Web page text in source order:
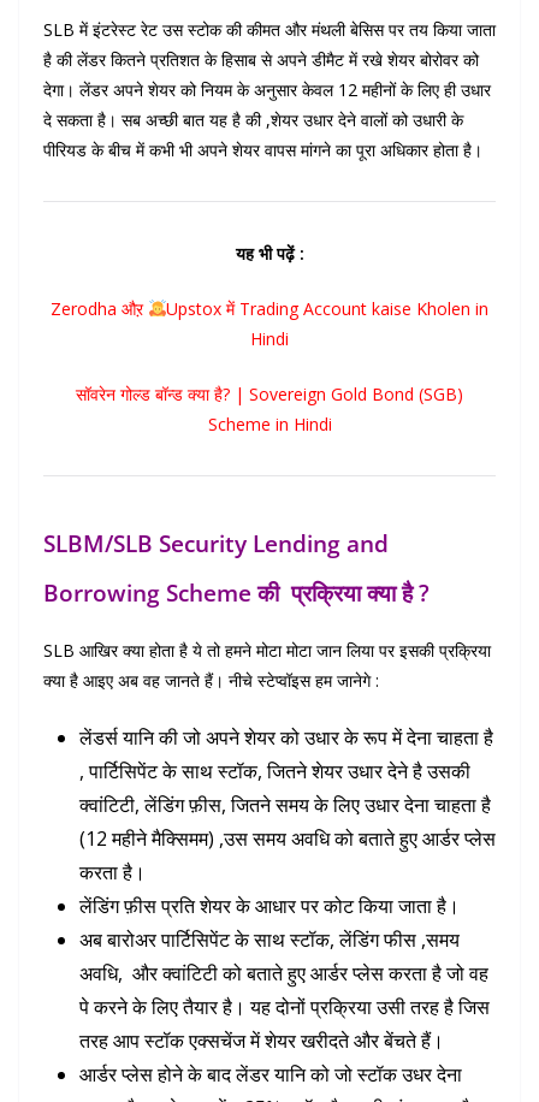
SLB में इंटरेस्ट रेट उस स्टोक की कीमत और मंथली बेसिस पर तय किया जाता
है की लेंडर कितने प्रतिशत के हिसाब से अपने डीमैट में रखे शेयर बोरोवर को
देगा। लेंडर अपने शेयर को नियम के अनुसार केवल 12 महीनों के लिए ही उधार
दे सकता है। सब अच्छी बात यह है की ,शेयर उधार देने वालों को उधारी के
पीरियड के बीच में कभी भी अपने शेयर वापस मांगने का पूरा अधिकार होता है।
यह भी पढ़ें :
Zerodha औऱ
Upstox में Trading Account kaise Kholen in
Hindi
सॉवरेन गोल्ड बॉन्ड क्या है? | Sovereign Gold Bond (SGB)
Scheme in Hindi
SLBM/SLB Security Lending and
Borrowing Scheme की प्रक्रिया क्या है ?
SLB आखिर क्या होता है ये तो हमने मोटा मोटा जान लिया पर इसकी प्रक्रिया
क्या है आइए अब वह जानते हैं। नीचे स्टेप्वॉइस हम जानेगे :
लेंडर्स यानि की जो अपने शेयर को उधार के रूप में देना चाहता है
, पार्टिसिपेंट के साथ स्टॉक, जितने शेयर उधार देने है उसकी
क्वांटिटी, लेंडिंग फ़ीस, जितने समय के लिए उधार देना चाहता है
(12 महीने मैक्सिमम) ,उस समय अवधि को बताते हुए आर्डर प्लेस
करता है।
लेंडिंग फ़ीस प्रति शेयर के आधार पर कोट किया जाता है।
अब बारोअर पार्टिसिपेंट के साथ स्टॉक, लेंडिंग फीस ,समय
अवधि, और क्वांटिटी को बताते हुए आर्डर प्लेस करता है जो वह
पे करने के लिए तैयार है। यह दोनों प्रक्रिया उसी तरह है जिस
तरह आप स्टॉक एक्सचेंज में शेयर खरीदते और बेंचते हैं।
आर्डर प्लेस होने के बाद लेंडर यानि को जो स्टॉक उधर देना